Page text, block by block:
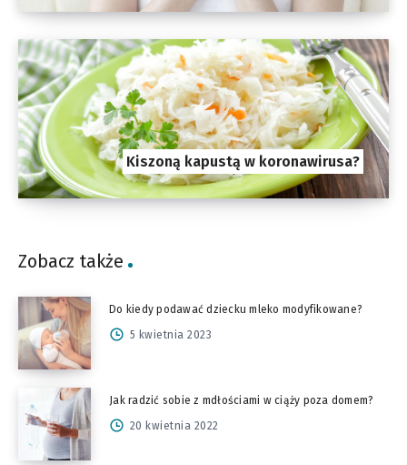
Kiszoną kapustą w koronawirusa?
Zobacz także
Do kiedy podawać dziecku mleko modyfikowane?
5 kwietnia 2023
Jak radzić sobie z mdłościami w ciąży poza domem?
20 kwietnia 2022